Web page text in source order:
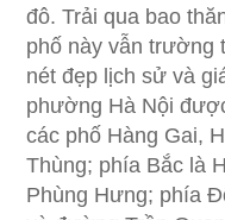
đô. Trải qua bao
phố này vẫn trường
nét đẹp lịch sử và
phường Hà Nội
các phố Hàng Gai,
Thùng; phía Bắc là
Phùng Hưng; phía